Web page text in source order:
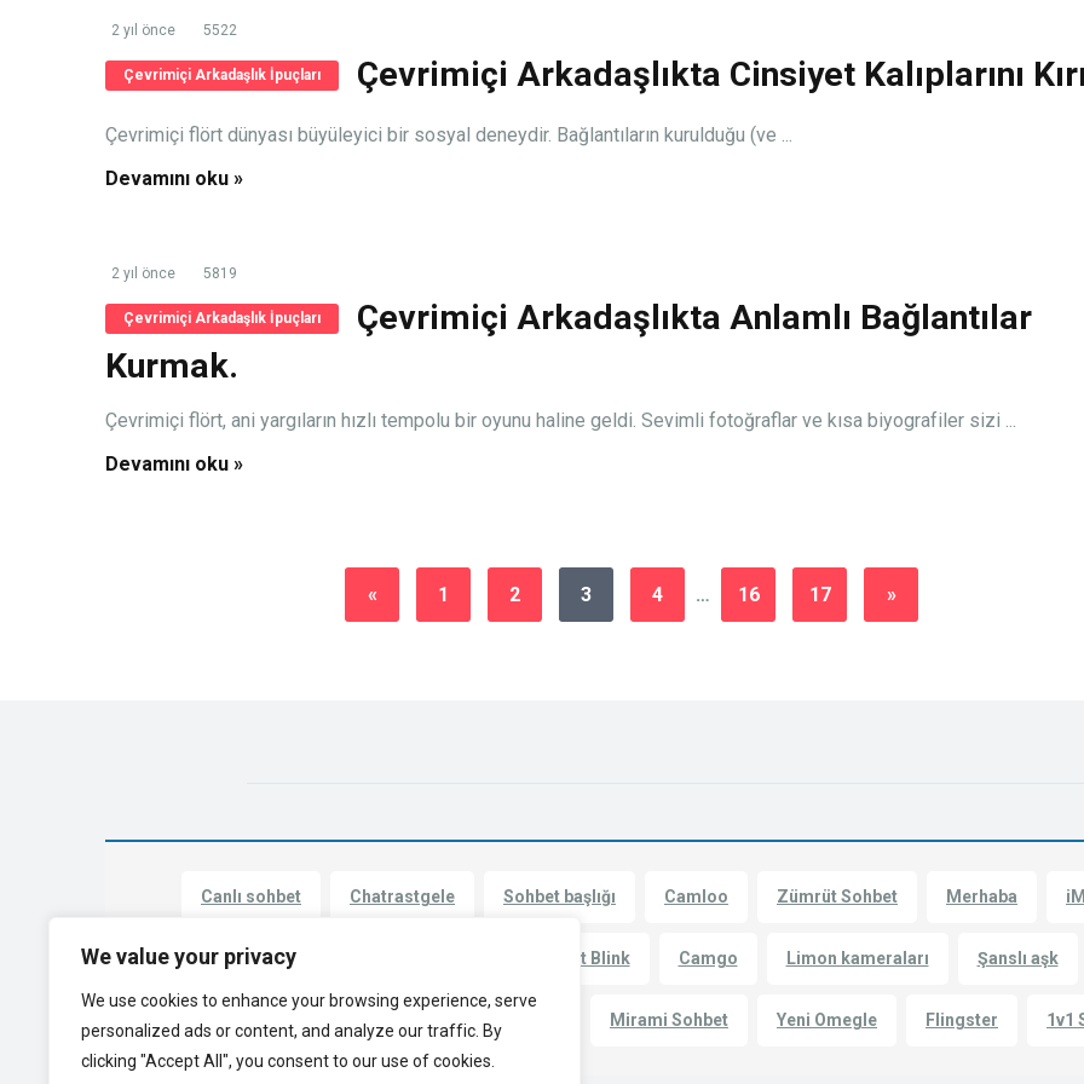
We value your privacy
We use cookies to enhance your browsing experience, serve
personalized ads or content, and analyze our traffic. By
clicking "Accept All", you consent to our use of cookies.
2 yıl önce 5522
Çevrimiçi Arkadaşlık İpuçları Çevrimiçi Arkadaşlıkta Cinsiyet Kalıplarını
Çevrimiçi flört dünyası büyüleyici bir sosyal deneydir. Bağlantıların kurulduğu (ve ...
Devamını oku »
2 yıl önce 5819
Çevrimiçi Arkadaşlık İpuçları
Çevrimiçi Arkadaşlıkta Anlamlı Bağlantılar
Kurmak.
Çevrimiçi flört, ani yargıların hızlı tempolu bir oyunu haline geldi. Sevimli fotoğraflar ve kısa biyografiler sizi ...
Devamını oku »
« 1 2 3 4 … 16 17 »
Canlı sohbet Chatrastgele Sohbet başlığı Camloo Zümrüt Sohbet Merhaba
Gydoo Sohbetkolay Sohbet Blink Camgo Limon kameraları Şanslı aşk
InstaCam'ler Mirami Sohbet Yeni Omegle Flingster 1v1